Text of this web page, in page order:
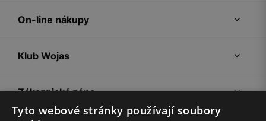
On-line nákupy
Klub Wojas
Zákaznická zóna
Tyto webové stránky používají soubory